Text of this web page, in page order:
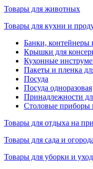
Товары для животных
Товары для кухни и
Банки, контейнеры
Крышки для
Кухонные
Пакеты и пленка
Посуда
Посуда одноразовая
Принадлежности
Столовые приборы
Товары для отдыха на
Товары для сада и
Товары для уборки и